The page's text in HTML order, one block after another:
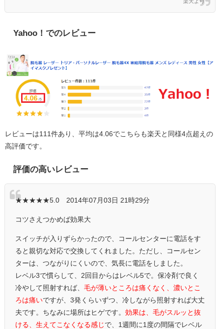
Yahoo！でのレビュー
レビューは111件あり、平均は4.06でこちらも楽天と同様4点超えの
高評価です。
評価の高いレビュー
★★★★★5.0 2014年07月03日 21時29分
コツさえつかめば効果大
スイッチが入りずらかったので、コールセンターに電話をす
ると親切な対応で交換してくれました。ただし、コールセン
ターは、つながりにくいので、気長に電話をしました。
レベル3で慣らして、2回目からはレベル5で。保冷剤で良く
冷やして照射すれば、 毛が薄いところは痛くなく、濃いとこ
ろは痛いですが、3発くらいずつ、冷しながら照射すれば大丈
夫です。ちなみに場所はヒゲです。 効果は、毛がスルッと抜
ける、生えてこなくなる感じ で、1週間に1度の間隔でレベル